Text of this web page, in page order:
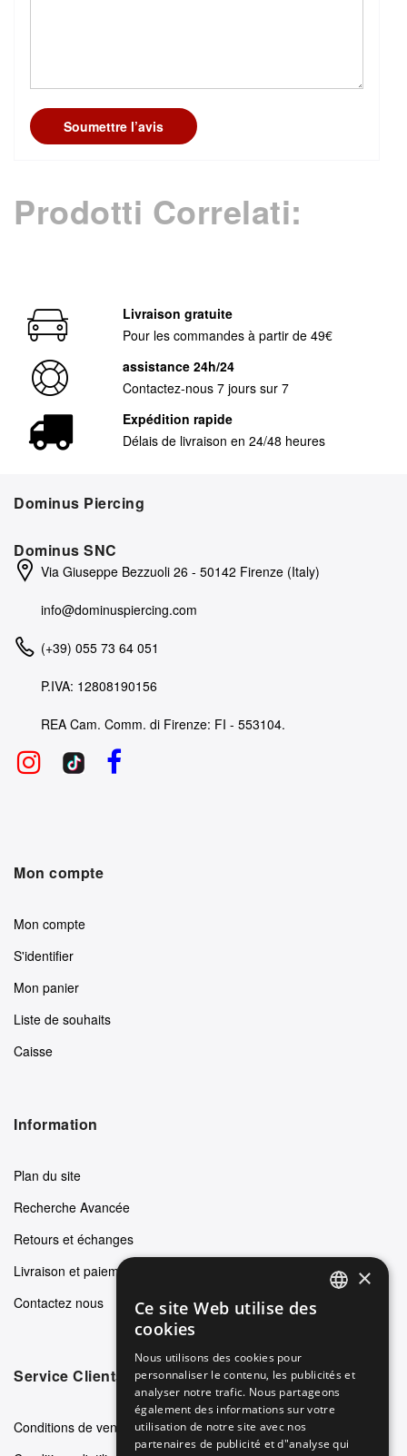
Soumettre l’avis
Prodotti Correlati:
Livraison gratuite
Pour les commandes à partir de 49€
assistance 24h/24
Contactez-nous 7 jours sur 7
Expédition rapide
Délais de livraison en 24/48 heures
Dominus Piercing
Dominus SNC
Via Giuseppe Bezzuoli 26 - 50142 Firenze (Italy)
info@dominuspiercing.com
(+39) 055 73 64 051
P.IVA: 12808190156
REA Cam. Comm. di Firenze: FI - 553104.
Mon compte
Mon compte
S'identifier
Mon panier
Liste de souhaits
Caisse
Information
Plan du site
Recherche Avancée
Retours et échanges
Livraison et paiements
Contactez nous
Service Clients
Conditions de vente
ITALIAN
SPANISH
FRENCH
×
Ce site Web utilise des
cookies
Nous utilisons des cookies pour
personnaliser le contenu, les publicités et
analyser notre trafic. Nous partageons
également des informations sur votre
utilisation de notre site avec nos
partenaires de publicité et d"analyse qui